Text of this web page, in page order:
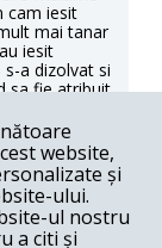
cam iesit
mai tanar
iesit
s-a dizolvat si
sa fie atribuit
generatia #
ei - gen
mai mult
si-a
in pagina
poate ca
numeasca
website,
și
ului.
ul nostru
a citi și